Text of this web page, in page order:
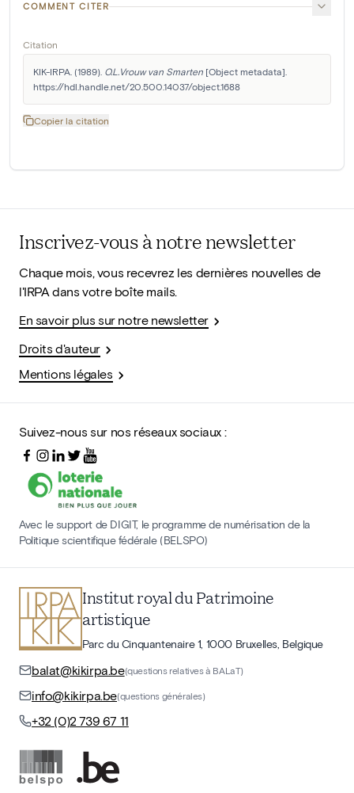
COMMENT CITER
Citation
KIK-IRPA. (1989). O.L.Vrouw van Smarten [Object metadata].
https://hdl.handle.net/20.500.14037/object.1688
Copier la citation
Inscrivez-vous à notre newsletter
Chaque mois, vous recevrez les dernières nouvelles de
l'IRPA dans votre boîte mails.
En savoir plus sur notre newsletter
Droits d'auteur
Mentions légales
Suivez-nous sur nos réseaux sociaux :
Avec le support de DIGIT, le programme de numérisation de la
Politique scientifique fédérale (BELSPO)
Institut royal du Patrimoine
artistique
Parc du Cinquantenaire 1, 1000 Bruxelles, Belgique
balat@kikirpa.be(questions relatives à BALaT)
info@kikirpa.be(questions générales)
+32 (0)2 739 67 11